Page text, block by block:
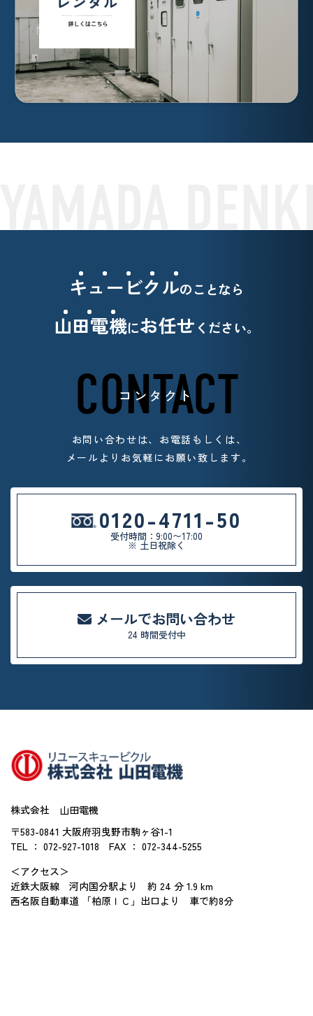
キュービクルのことなら
山田電機にお任せ ください。
CONTACT
コンタクト
お問い合わせは、お電話もしくは、
メールよりお気軽 にお願い致します。
0120-4711-50
受付時間：9:00〜17:00
※ 土日祝除く
メールでお問い合わせ
24 時間受付中
株式会社 山田電機
〒583-0841 大阪府羽曳野市駒ヶ谷1-1
TEL ： 072-927-1018 FAX ： 072-344-5255
＜アクセス＞
近鉄大阪線 河内国分駅より 約 24 分 1.9 km
西名阪自動車道 「柏原ＩＣ」出口より 車で約8分